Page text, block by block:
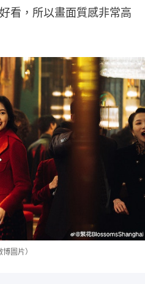
看，所以畫面質感非常高
圖片）